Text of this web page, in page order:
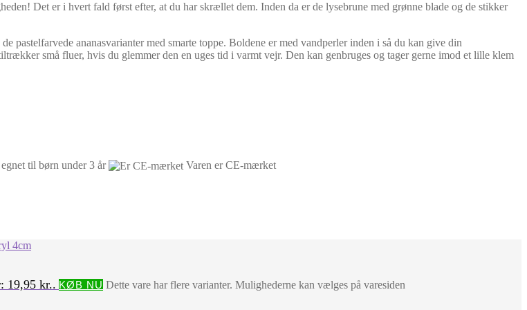
Det er i hvert fald først efter, at du har skrællet dem. Inden da er de lysebrune med grønne blade og de stikker
ananasvarianter med smarte toppe. Boldene er med vandperler inden i så du kan give din
små fluer, hvis du glemmer den en uges tid i varmt vejr. Den kan genbruges og tager gerne imod et lille klem
til børn under 3 år Varen er CE-mærket
19,95 kr.. KØB NU Dette vare har flere varianter. Mulighederne kan vælges på varesiden